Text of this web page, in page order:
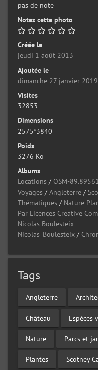
pas de note
Notez cette photo
Créée le
jeudi 1 août 2013
Ajoutée le
dimanche 27 janvier 2019
Visites
32853
Dimensions
2575*3840
Poids
3276 Ko
Albums
Locations / OSM-
Voyages /Angleterre /
Thématiques / Nature
Par Licences Creative
Nicolas Boulesteix
Nicolas_Boulesteix /
Tags
Angleterre
Château Espèces
Nature Parcs et
Plantes Scotney